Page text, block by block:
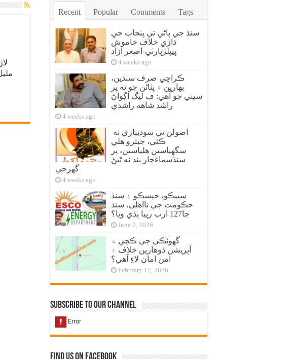
Recent Popular Comments Tags
سنڌ جي پاڻي تي پنجاب جي
ڌاڙي خلاف خاموش
پيپلزپارٽي-اصغر آزاد
4 weeks ago
ڪراچي صرف سنڌين،
بهارين ۽ پٺاڻن جو نه پر
سڀني جو آهي: ف ليگ اڳواڻ
راشد شاهه راشدي
4 weeks ago
ڪئي، جيترو هلي
سگهياسين هلياسين، پر
سنڌسماءَچار بند نه ٿيڻ
گهرجي
4 weeks ago
سيپڪو، حيسڪو ۽ سنڌ
حڪومت جي نااهلي، سنڌ
جا127 ارب رپيا ٻڏي ويا؟
June 2, 2026
گهوٽڪي جي ڪچي ۾
آپريشن ڏوهارين خلاف ۽
امن امان لاءِ آهي؟
February 12, 2026
Subscribe to our Channel
Find us on Facebook